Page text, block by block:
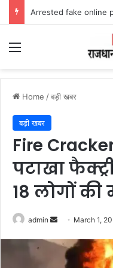
Menu
Home /बड़ी खबर
बड़ी खबर
Fire
पटाखा
18 लोगों की
admin
Send
email
March 1,